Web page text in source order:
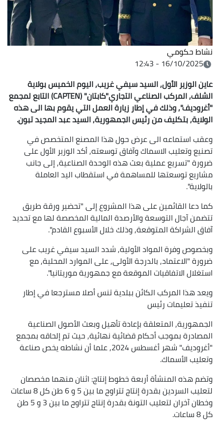
نشاط حكومي
16/10/2025 - 12:43
عاين الوزير الأول, السيد سيفي غريب, اليوم الخميس بولاية
الشلف, المركب الصناعي التجاري"كابتان" (CAPTEN) التابع لمجمع
"أغروديف", وذلك في إطار زيارة العمل التي يقوم بها الى هذه
الولاية, بتكليف من رئيس الجمهورية, السيد عبد المجيد تبون.
وعقب استماعه الى عرض حول هذا المصنع المتخصص في
تصنيع وتعليب الاسماك وآفاق توسعته, أكد الوزير الأول على
ضرورة "تسريع عملية بعث هذه الوحدة الصناعية, إلى جانب
مشاريع توسعتها للمساهمة في استقطاب اليد العاملة
بالولاية".
كما دعا القائمين على هذا المشروع إلى "تحضير ورقة طريق
تتضمن آجال التوسعة والأرصدة المالية المخصصة لها مع تحديد
آفاق الشراكة المتوقعة, وذلك خلال الأسبوع القادم".
وبخصوص وفرة المواد الأولية, شدد السيد سيفي غريب على
ضرورة "الاعتماد, بالدرجة الأولى, على الموارد المحلية, مع
استغلال الاتفاقيات الموقعة مع جمهورية موريتانيا".
ويعد هذا المركب الكائن ببلدية تنس أصلا مسترجعا في إطار
تنفيذ تعليمات رئيس
الجمهورية, المتعلقة بإعادة تأهيل وبعث الأصول الصناعية
المصادرة بموجب أحكام قضائية نهائية, حيث تم إلحاقه بمجمع
"أغروديف" شهر أغسطس 2024, علما أن نشاطه يخص صناعة
وتعليب الأسماك.
وتضم هذه المنشأة أربعة خطوط إنتاج: اثنان منهما مخصصان
لتعليب السردين بقدرة إنتاج تتراوح ما بين 5 و 6 طن كل 8 ساعات
وخطان آخران لتعليب التونة بقدرة إنتاج تتراوح ما بين 3 و 5 طن
كل 8 ساعات.